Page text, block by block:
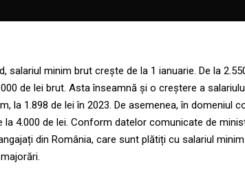
salariul minim brut crește de la 1 ianuarie. De la
de lei brut. Asta înseamnă și o creștere a
la 1.898 de lei în 2023. De asemenea, în domeniul
la 4.000 de lei. Conform datelor comunicate de
din România, care sunt plătiți cu salariul